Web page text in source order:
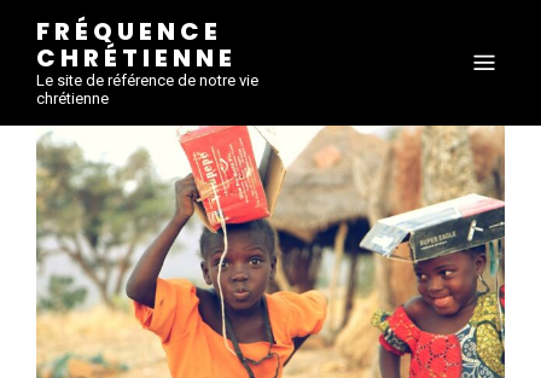
FRÉQUENCE
CHRÉTIENNE
Le site de référence de notre vie
chrétienne